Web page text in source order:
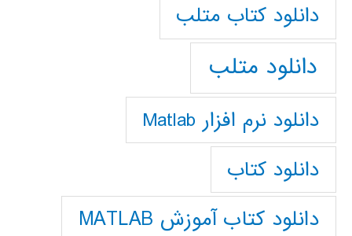
دانلود كتاب متلب
دانلود متلب
دانلود نرم افزار Matlab
دانلود کتاب
دانلود کتاب آموزش MATLAB